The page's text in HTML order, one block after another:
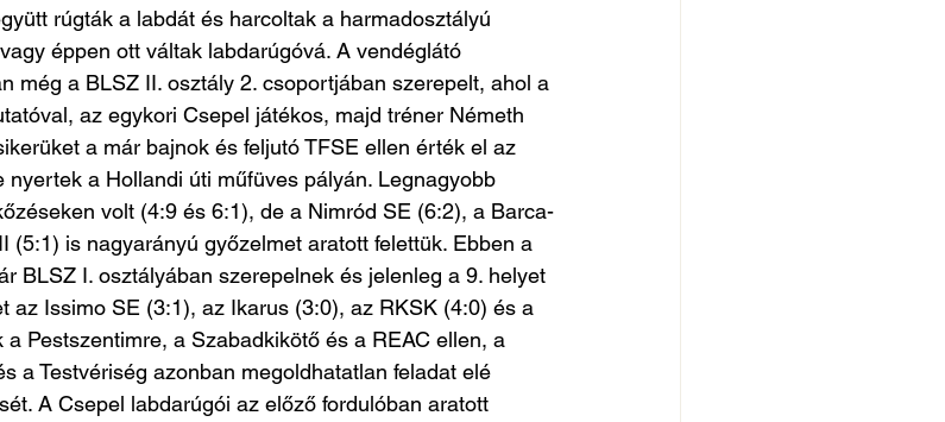
rúgták a labdát és harcoltak a harmadosztályú
éppen ott váltak labdarúgóvá. A vendéglátó
még a BLSZ II. osztály 2. csoportjában szerepelt, ahol a
az egykori Csepel játékos, majd tréner Németh
a már bajnok és feljutó TFSE ellen érték el az
nyertek a Hollandi úti műfüves pályán. Legnagyobb
volt (4:9 és 6:1), de a Nimród SE (6:2), a Barca-
(5:1) is nagyarányú győzelmet aratott felettük. Ebben a
BLSZ I. osztályában szerepelnek és jelenleg a 9. helyet
az Issimo SE (3:1), az Ikarus (3:0), az RKSK (4:0) és a
Pestszentimre, a Szabadkikötő és a REAC ellen, a
a Testvériség azonban megoldhatatlan feladat elé
A Csepel labdarúgói az előző fordulóban aratott